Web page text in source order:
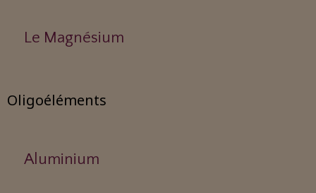
Le Magnésium
Oligoéléments
Aluminium